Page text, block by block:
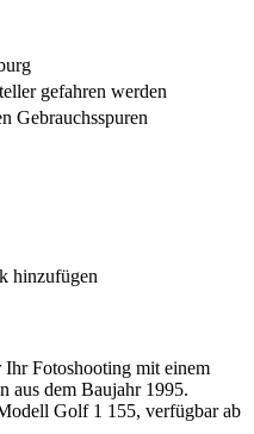
gefahren werden
Gebrauchsspuren
hinzufügen
Fotoshooting mit einem
aus dem Baujahr 1995.
Golf 1 155, verfügbar ab